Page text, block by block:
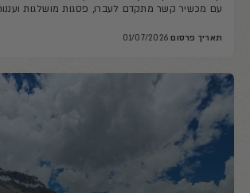
עם מכשיר קשר מתקדם לעברו, פסגות מושלגות
במנחת הררי בנפאל במהלך פינוי רפואי מגובה רב.
תאריך פרסום 01/07/2026